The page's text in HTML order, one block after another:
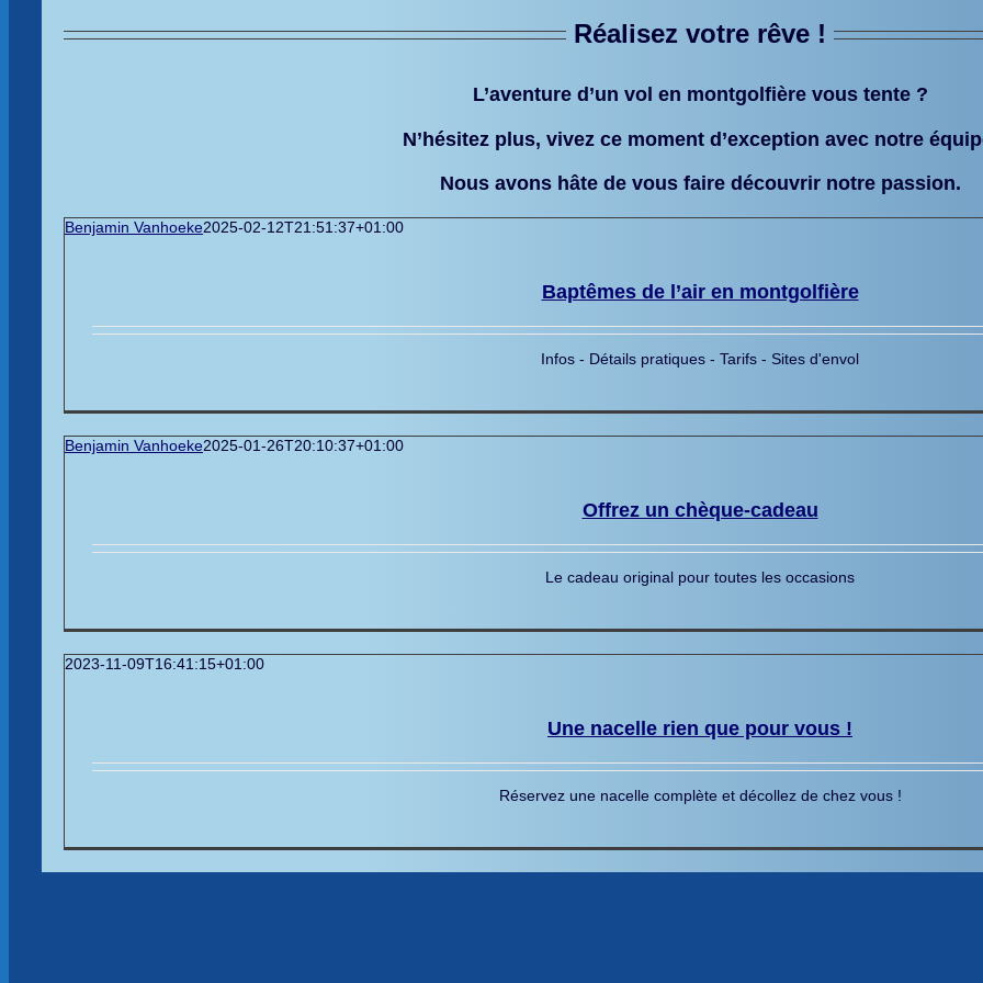
Réalisez votre rêve !
L’aventure d’un vol en montgolfière vous tente ?
N’hésitez plus, vivez ce moment d’exception avec notre
Nous avons hâte de vous faire découvrir notre passion.
Benjamin Vanhoeke2025-02-12T21:51:37+01:00
Baptêmes de l’air en montgolfière
Infos - Détails pratiques - Tarifs - Sites d'envol
Benjamin Vanhoeke2025-01-26T20:10:37+01:00
Offrez un chèque-cadeau
Le cadeau original pour toutes les occasions
2023-11-09T16:41:15+01:00
Une nacelle rien que pour vous !
Réservez une nacelle complète et décollez de chez vous !